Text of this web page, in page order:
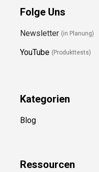
Folge Uns
Newsletter (in Planung)
YouTube (Produkttests)
Kategorien
Blog
Ressourcen